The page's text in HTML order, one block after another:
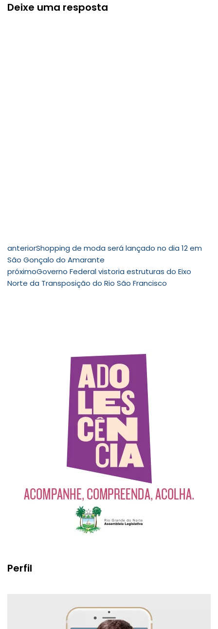
Deixe uma resposta
anteriorShopping de moda será lançado no dia 12 em
São Gonçalo do Amarante
próximoGoverno Federal vistoria estruturas do Eixo
Norte da Transposição do Rio São Francisco
Perfil